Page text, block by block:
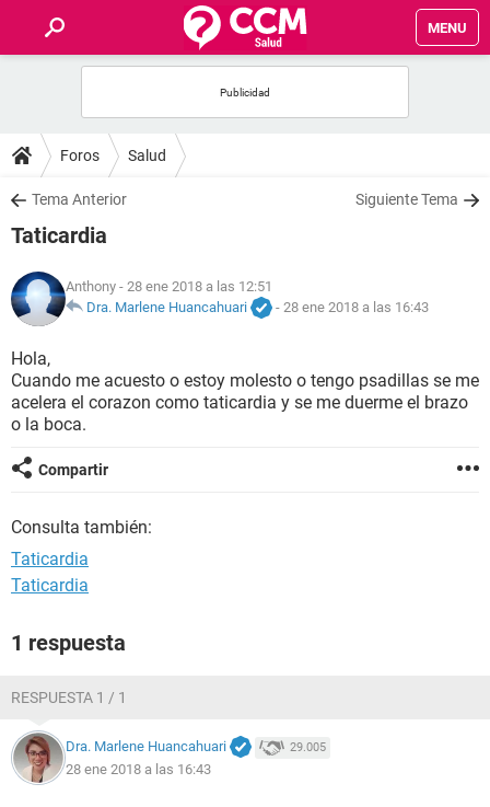
MENU
FOROS
SALUD
NUTRICIÓN
BIENESTAR
SEXUALIDAD
GLOSARIO
Foros Salud
Tema Anterior Siguiente Tema
Taticardia
Anthony - 28 ene 2018 a las 12:51
Dra. Marlene Huancahuari
- 28 ene 2018 a las 16:43
Hola,
Cuando me acuesto o estoy molesto o tengo psadillas se me
acelera el corazon como taticardia y se me duerme el brazo
o la boca.
Compartir
Consulta también:
Taticardia
Taticardia
1 respuesta
RESPUESTA 1 / 1
Dra. Marlene Huancahuari 29.005
28 ene 2018 a las 16:43